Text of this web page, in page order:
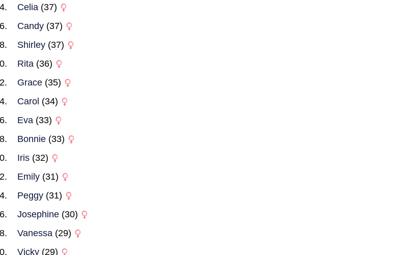
Celia(37)
Candy(37)
Shirley(37)
Rita(36)
Grace(35)
Carol (34)
Eva(33)
Bonnie(33)
Iris(32)
Emily(31)
Peggy(31)
Josephine(30)
Vanessa(29)
Vicky(29)